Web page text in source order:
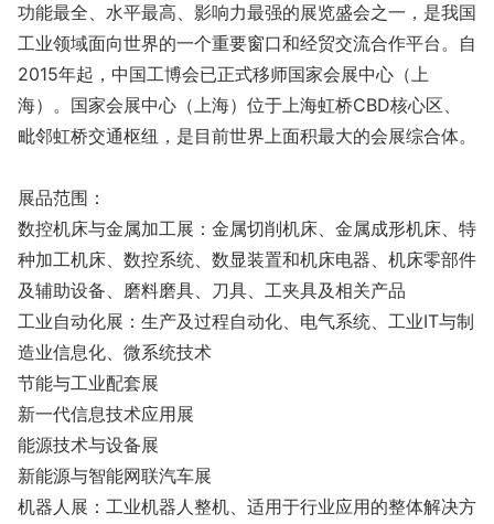
功能最全、水平最高、影响力最强的展览盛会之一，是我国
工业领域面向世界的一个重要窗口和经贸交流合作平台。自
2015年起，中国工博会已正式移师国家会展中心（上
海）。国家会展中心（上海）位于上海虹桥CBD核心区、
毗邻虹桥交通枢纽，是目前世界上面积最大的会展综合体。
展品范围：
数控机床与金属加工展：金属切削机床、金属成形机床、特
种加工机床、数控系统、数显装置和机床电器、机床零部件
及辅助设备、磨料磨具、刀具、工夹具及相关产品
工业自动化展：生产及过程自动化、电气系统、工业IT与制
造业信息化、微系统技术
节能与工业配套展
新一代信息技术应用展
能源技术与设备展
新能源与智能网联汽车展
机器人展：工业机器人整机、适用于行业应用的整体解决方